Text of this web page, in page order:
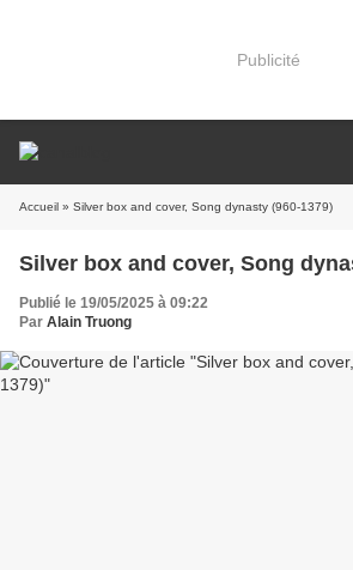
Publicité
Accueil » Silver box and cover, Song dynasty (960-1379)
Silver box and cover, Song
Publié le 19/05/2025 à 09:22
Par Alain Truong